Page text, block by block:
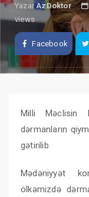
YazarAzDoktor
views
Facebook
Milli Məclisin
dərmanların
gətirilib.
Mədəniyyət
ölkəmizdə